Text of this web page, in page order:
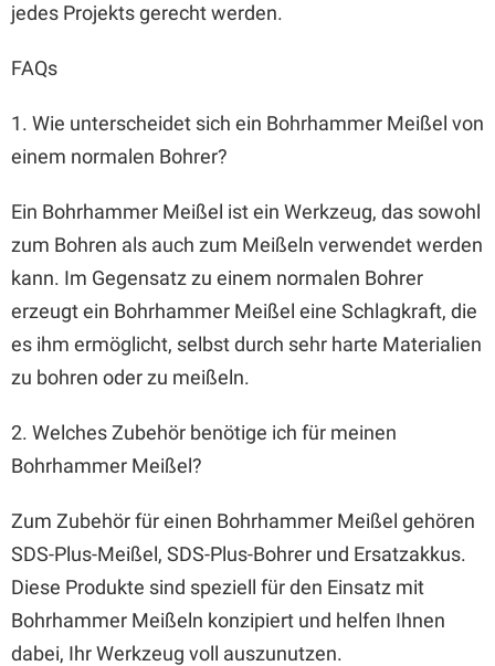
jedes Projekts gerecht werden.
FAQs
1. Wie unterscheidet sich ein Bohrhammer Meißel von
einem normalen Bohrer?
Ein Bohrhammer Meißel ist ein Werkzeug, das sowohl
zum Bohren als auch zum Meißeln verwendet werden
kann. Im Gegensatz zu einem normalen Bohrer
erzeugt ein Bohrhammer Meißel eine Schlagkraft, die
es ihm ermöglicht, selbst durch sehr harte Materialien
zu bohren oder zu meißeln.
2. Welches Zubehör benötige ich für meinen
Bohrhammer Meißel?
Zum Zubehör für einen Bohrhammer Meißel gehören
SDS-Plus-Meißel, SDS-Plus-Bohrer und Ersatzakkus.
Diese Produkte sind speziell für den Einsatz mit
Bohrhammer Meißeln konzipiert und helfen Ihnen
dabei, Ihr Werkzeug voll auszunutzen.